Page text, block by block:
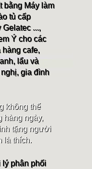
Máy làm
tủ cấp
...,
Ý cho các
cafe,
lẩu và
gia đình
không thể
hàng ngày,
tặng người
là thích.
lý phân phối